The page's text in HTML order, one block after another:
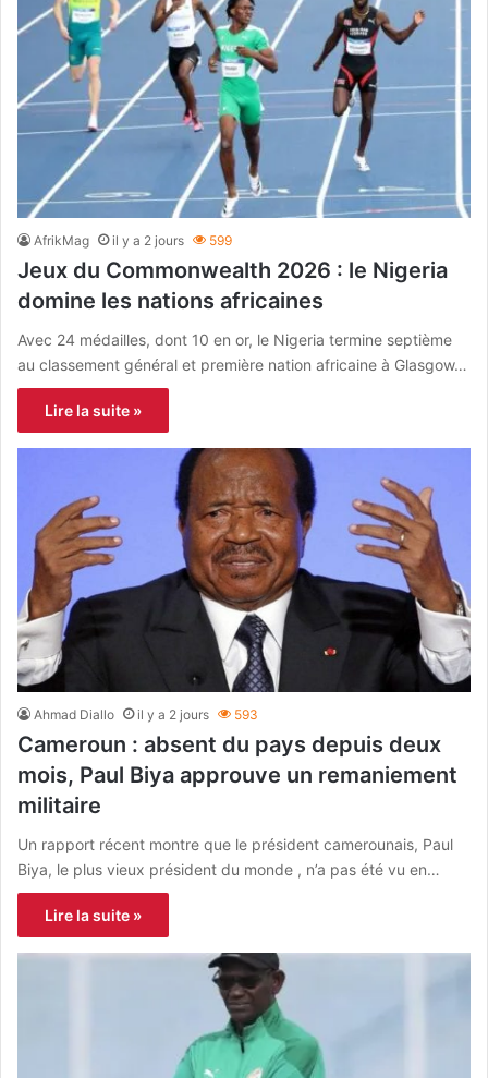
AfrikMag il y a 2 jours 599
Jeux du Commonwealth 2026 : le Nigeria
domine les nations africaines
Avec 24 médailles, dont 10 en or, le Nigeria termine septième
au classement général et première nation africaine à Glasgow…
Lire la suite »
Ahmad Diallo il y a 2 jours 593
Cameroun : absent du pays depuis deux
mois, Paul Biya approuve un remaniement
militaire
Un rapport récent montre que le président camerounais, Paul
Biya, le plus vieux président du monde , n’a pas été vu en…
Lire la suite »